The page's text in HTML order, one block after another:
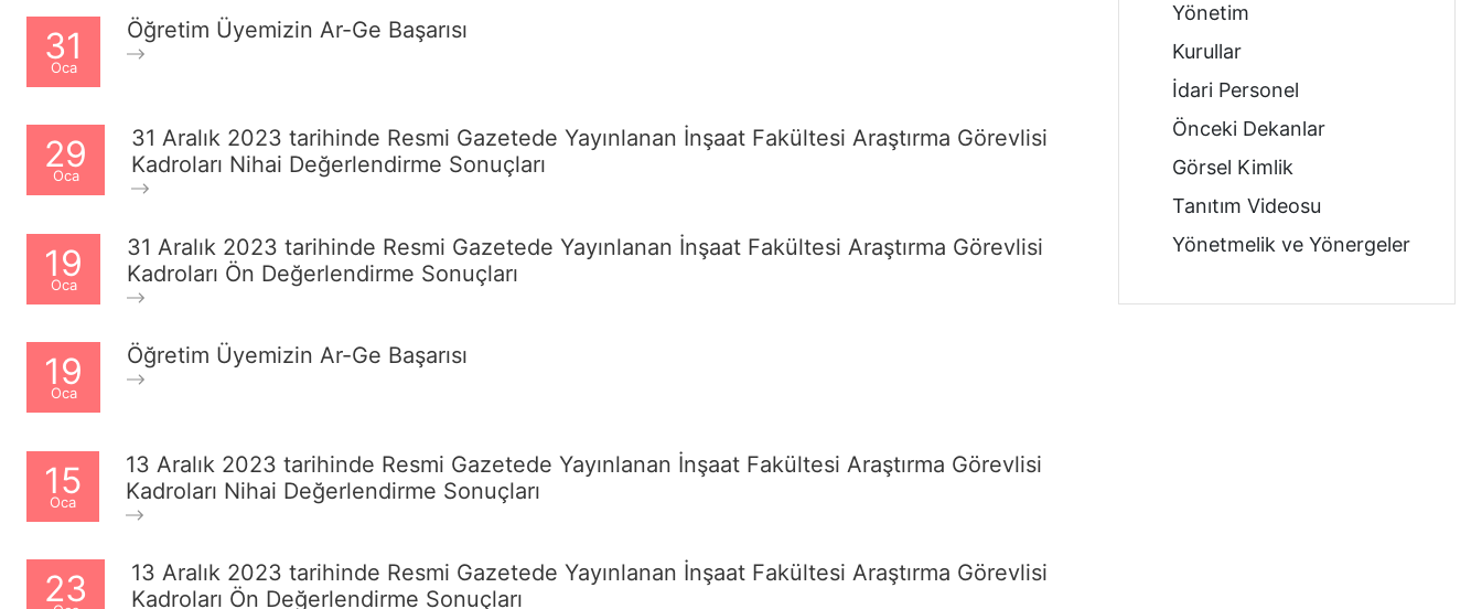
31
Oca
Öğretim Üyemizin Ar-Ge Başarısı
29
Oca
31 Aralık 2023 tarihinde Resmi Gazetede Yayınlanan İnşaat Fakültesi Araştırma Görevlisi
Kadroları Nihai Değerlendirme Sonuçları
19
Oca
31 Aralık 2023 tarihinde Resmi Gazetede Yayınlanan İnşaat Fakültesi Araştırma Görevlisi
Kadroları Ön Değerlendirme Sonuçları
19
Oca
Öğretim Üyemizin Ar-Ge Başarısı
15
Oca
13 Aralık 2023 tarihinde Resmi Gazetede Yayınlanan İnşaat Fakültesi Araştırma Görevlisi
Kadroları Nihai Değerlendirme Sonuçları
23
13 Aralık 2023 tarihinde Resmi Gazetede Yayınlanan İnşaat Fakültesi Araştırma Görevlisi
Kadroları Ön Değerlendirme Sonuçları
Yönetim
Kurullar
İdari Personel
Önceki Dekanlar
Görsel Kimlik
Tanıtım Videosu
Yönetmelik ve Yönergeler